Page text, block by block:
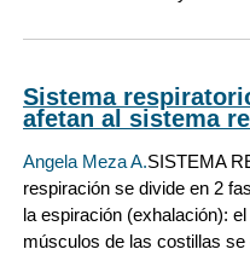
Sistema
afetan al sistema
Angela Meza A.SISTEMA
respiración se divide en 2
la espiración (exhalación):
músculos de las costillas